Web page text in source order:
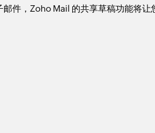
件，Zoho Mail 的共享草稿功能将让